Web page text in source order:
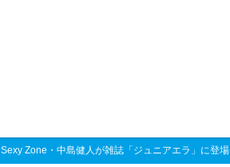
Sexy Zone・中島健人が雑誌「ジュニアエラ」に登